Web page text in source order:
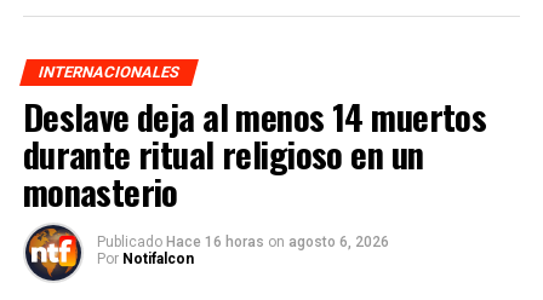
INTERNACIONALES
Deslave deja al menos 14 muertos
durante ritual religioso en un
monasterio
Publicado Hace 16 horas on agosto 6, 2026
Por Notifalcon